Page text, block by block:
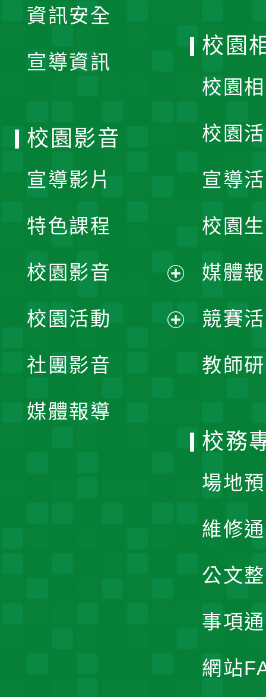
資訊安全
宣導資訊
校園
校園
校園
宣導
校園
媒體
競賽
教師
校園影音
宣導影片
特色課程
校園影音
開
校園活動
社團影音
媒體報導
校務
場地
維修
公文
事項
網站